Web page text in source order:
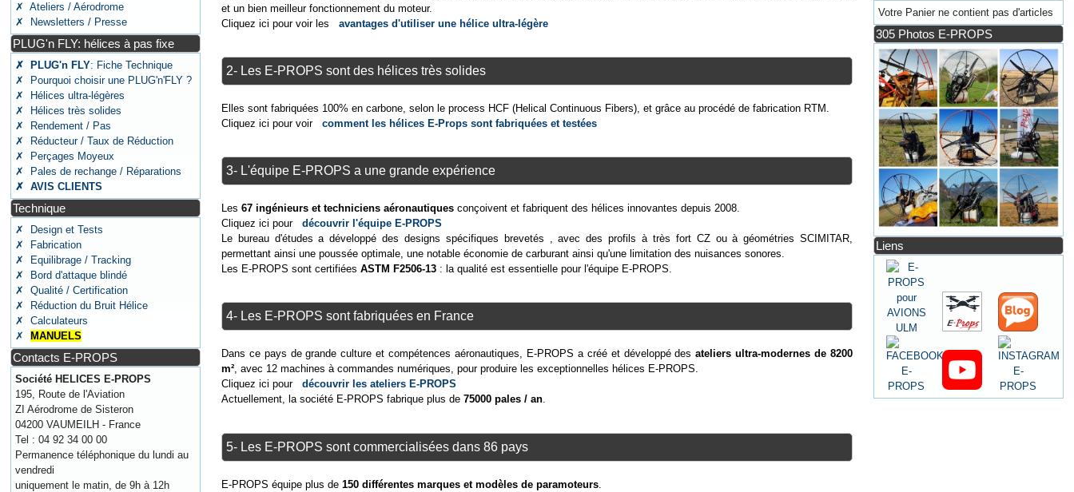
✗ Ateliers / Aérodrome
✗ Newsletters / Presse
PLUG'n FLY: hélices à pas fixe
✗ PLUG'n FLY: Fiche Technique
✗ Pourquoi choisir une PLUG'n'FLY ?
✗ Hélices ultra-légères
✗ Hélices très solides
✗ Rendement / Pas
✗ Réducteur / Taux de Réduction
✗ Perçages Moyeux
✗ Pales de rechange / Réparations
✗ AVIS CLIENTS
Technique
✗ Design et Tests
✗ Fabrication
✗ Equilibrage / Tracking
✗ Bord d'attaque blindé
✗ Qualité / Certification
✗ Réduction du Bruit Hélice
✗ Calculateurs
✗
MANUELS
Contacts E-PROPS
Société HELICES E-PROPS
195, Route de l'Aviation
ZI Aérodrome de Sisteron
04200 VAUMEILH - France
Tel : 04 92 34 00 00
Permanence téléphonique du lundi au
vendredi
uniquement le matin, de 9h à 12h
et un bien meilleur fonctionnement du moteur.
Cliquez ici pour voir les avantages d'utiliser une hélice ultra-légère
2- Les E-PROPS sont des hélices très solides
Elles sont fabriquées 100% en carbone, selon le process HCF (Helical Continuous Fibers), et grâce au procédé de fabrication RTM.
Cliquez ici pour voir comment les hélices E-Props sont fabriquées et testées
3- L'équipe E-PROPS a une grande expérience
Les 67 ingénieurs et techniciens aéronautiques conçoivent et fabriquent des hélices innovantes depuis 2008.
Cliquez ici pour découvrir l'équipe E-PROPS
Le bureau d'études a développé des designs spécifiques brevetés , avec des profils à très fort CZ ou à géométries SCIMITAR,
permettant ainsi une poussée optimale, une notable économie de carburant ainsi qu'une limitation des nuisances sonores.
Les E-PROPS sont certifiées ASTM F2506-13: la qualité est essentielle pour l'équipe E-PROPS.
4- Les E-PROPS sont fabriquées en France
Dans ce pays de grande culture et compétences aéronautiques, E-PROPS a créé et développé desateliers ultra-modernes de 8200
m², avec 12 machines à commandes numériques, pour produire les exceptionnelles hélices E-PROPS.
Cliquez ici pour découvrir les ateliers E-PROPS
Actuellement, la société E-PROPS fabrique plus de 75000 pales / an.
5- Les E-PROPS sont commercialisées dans 86 pays
E-PROPS équipe plus de 150 différentes marques et modèles de paramoteurs.
Votre Panier ne contient pas d'articles
305 Photos E-PROPS
Liens